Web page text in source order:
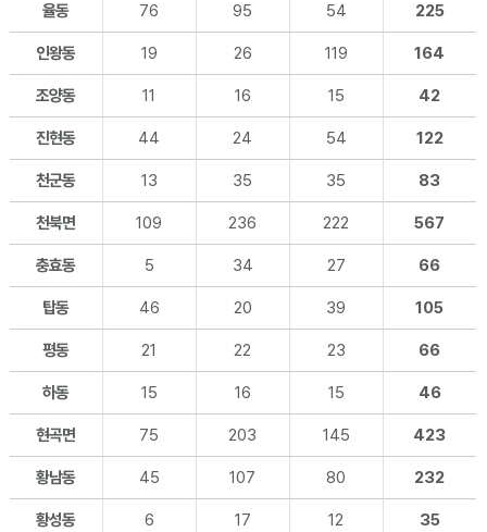
율동 76 95 54 225
인왕동 19 26 119 164
조양동 11 16 15 42
진현동 44 24 54 122
천군동 13 35 35 83
천북면 109 236 222 567
충효동 5 34 27 66
탑동 46 20 39 105
평동 21 22 23 66
하동 15 16 15 46
현곡면 75 203 145 423
황남동 45 107 80 232
황성동 6 17 12 35